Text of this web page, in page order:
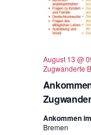
August 13 @
Zugwanderte
Ankommen
Bremen